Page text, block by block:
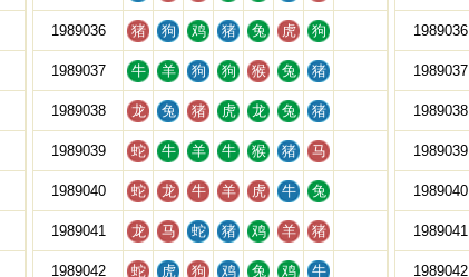
1989036 猪 狗 鸡 猪 兔 虎 狗
1989037 牛 羊 狗 狗 猴 兔 猪
1989038 龙 兔 猪 虎 龙 兔 猪
1989039 蛇 牛 羊 牛 猴 猪 马
1989040 蛇 龙 牛 羊 虎 牛 兔
1989041 龙 马 蛇 猪 鸡 羊 猪
1989042 蛇 虎 狗 鸡 兔 鸡 牛
1989036
1989037
1989038
1989039
1989040
1989041
1989042